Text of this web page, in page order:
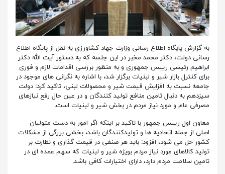
به گزارش پایگاه اطلاع رسانی وزارت جهاد کشاورزی به نقل از پایگاه اطلاع
رسانی دولت، دکتر محمد مخبر در این جلسه که به دستور آیت الله دکتر
ابراهیم رئیسی رییس جمهوری و به منظور بررسی اقدامات لازم و فوری
برای کنترل بازار شیر و لبنیات برگزار شد، با اشاره به نگرانی های موجود در
جامعه نسبت به افزایش قیمت شیر و محصولات لبنی، تاکید کرد: دولت
سیزدهم به دنبال تامین منافع تولید کنندگان و در عین حال رفع نیازهای
مصرفی عام و مورد نیاز مردم در بخش شیر و لبنیات است.
معاون اول رییس جمهور با تاکید بر اینکه اگر امور به دست متولیان
اصلی از جمله اتحادیه ها و تولیدکنندگان باشد، بخشی بزرگی از مشکلات
کشور حل می شود، افزود: باید هر صنفی در قیمت گذاری و نظارت بر
تولید کالاهای مورد نیاز مردم بویژه شیر و لبنیات که سهم عمده ای در
تامین سلامت مردم دارد، دارای اختیارات کافی باشد.